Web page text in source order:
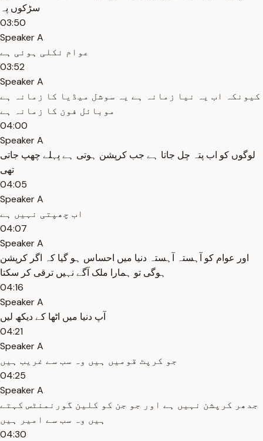
سڑکوں پہ
03:50
Speaker A
عوام نکلی ہوئی ہے
03:52
Speaker A
کیونکہ اب یہ نیا زمانہ ہے یہ سوشل میڈیا کا زمانہ ہے
موبائل فون کا زمانہ ہے
04:00
Speaker A
لوگوں کو اب پتہ چل جاتا ہے جب کرپشن ہوتی ہے پہلے چھپ جاتی
تھی
04:05
Speaker A
اب چھپتی نہیں ہے
04:07
Speaker A
اور عوام کو آہستہ آہستہ دنیا میں احساس ہو گیا کہ اگر کرپشن
ہوگی تو ہمارا ملک آگے نہیں ترقی کر سکتا
04:16
Speaker A
آپ دنیا میں اٹھا کے دیکھ لیں
04:21
Speaker A
جو کرپٹ قومیں ہیں وہ سب سے غریب ہیں
04:25
Speaker A
جدھر کرپشن نہیں ہے اور جو جن کو کلین گورنمنٹس کہتے
ہیں وہ سب سے امیر ہیں
04:30